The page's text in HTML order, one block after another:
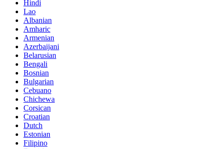
Hindi
Lao
Albanian
Amharic
Armenian
Azerbaijani
Belarusian
Bengali
Bosnian
Bulgarian
Cebuano
Chichewa
Corsican
Croatian
Dutch
Estonian
Filipino